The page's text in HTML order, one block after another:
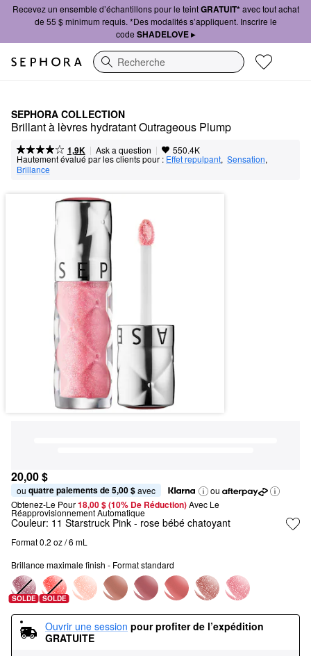
Recevez un ensemble d’échantillons pour le teintGRATUIT*avec tout achat
de 55 $ minimum requis. *Des modalités s’appliquent. Inscrire le
code SHADELOVE ▸
Recherche
SEPHORA COLLECTION
Brillant à lèvres hydratant Outrageous Plump
1,9K | Ask a question | 550.4K
Hautement évalué par les clients pour : Effet repulpant, Sensation,
Brillance
20,00 $
ou quatre paiements de 5,00 $ avec
ou
Obtenez-Le Pour18,00 $ (10% De Réduction) Avec Le
Réapprovisionnement Automatique
Couleur: 11 Starstruck Pink - rose bébé chatoyant
Format 0.2 oz / 6 mL
Brillance maximale finish - Format standard
SOLDE SOLDE
Ouvrir une session pour profiter de l’expédition
GRATUITE